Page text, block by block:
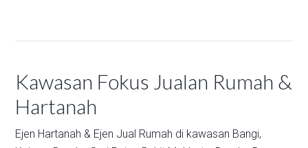
Kawasan Fokus Jualan Rumah &
Hartanah
Ejen Hartanah & Ejen Jual Rumah di kawasan Bangi,